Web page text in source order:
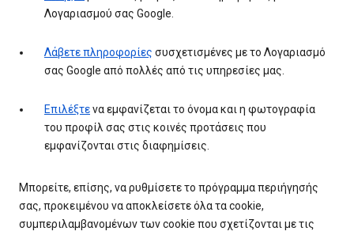
Λογαριασμού σας Google.
Λάβετε πληροφορίες συσχετισμένες με το Λογαριασμό
σας Google από πολλές από τις υπηρεσίες μας.
Επιλέξτενα εμφανίζεται το όνομα και η φωτογραφία
του προφίλ σας στις κοινές προτάσεις που
εμφανίζονται στις διαφημίσεις.
Μπορείτε, επίσης, να ρυθμίσετε το πρόγραμμα περιήγησής
σας, προκειμένου να αποκλείσετε όλα τα cookie,
συμπεριλαμβανομένων των cookie που σχετίζονται με τις